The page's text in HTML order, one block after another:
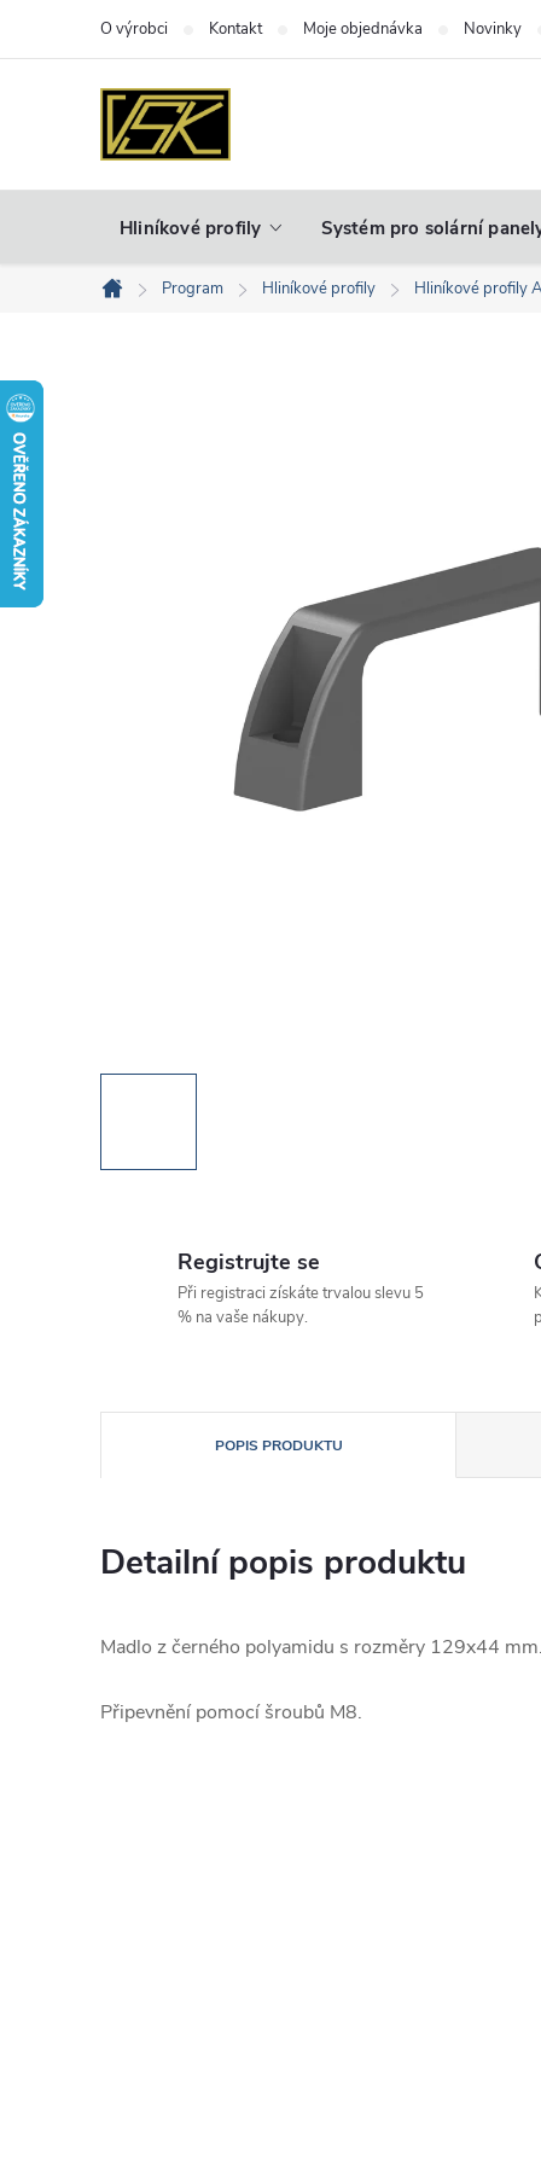
O výrobci Kontakt Moje objednávka Novinky
Hliníkové profily Systém pro solární
Domů
Program Hliníkové profily Hliníkové profily
Registrujte se
Při registraci získáte trvalou slevu 5
% na vaše nákupy.
POPIS PRODUKTU
Detailní popis produktu
Madlo z černého polyamidu s rozměry 129x44
Připevnění pomocí šroubů M8.